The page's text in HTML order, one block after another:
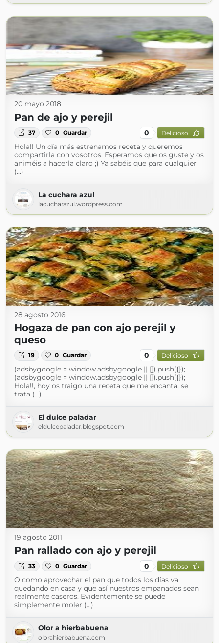
20 mayo 2018
Pan de ajo y perejil
37 0 Guardar 0 Delicioso
Hola!! Un día más estrenamos receta y queremos
compartirla con vosotros. Esperamos que os guste y os
animéis a hacerla claro ;) Ya sabéis que para cualquier
(...)
La cuchara azul
lacucharazul.wordpress.com
28 agosto 2016
Hogaza de pan con ajo perejil y
queso
19 0 Guardar 0 Delicioso
(adsbygoogle = window.adsbygoogle || []).push({});
(adsbygoogle = window.adsbygoogle || []).push({});
Hola!!, hoy os traigo una receta que me encanta, se
trata (...)
El dulce paladar
eldulcepaladar.blogspot.com
19 agosto 2011
Pan rallado con ajo y perejil
33 0 Guardar 0 Delicioso
O como aprovechar el pan que todos los días va
quedando en casa y que así nuestros empanados sean
realmente caseros. Evidentemente se puede
simplemente moler (...)
Olor a hierbabuena
olorahierbabuena.com